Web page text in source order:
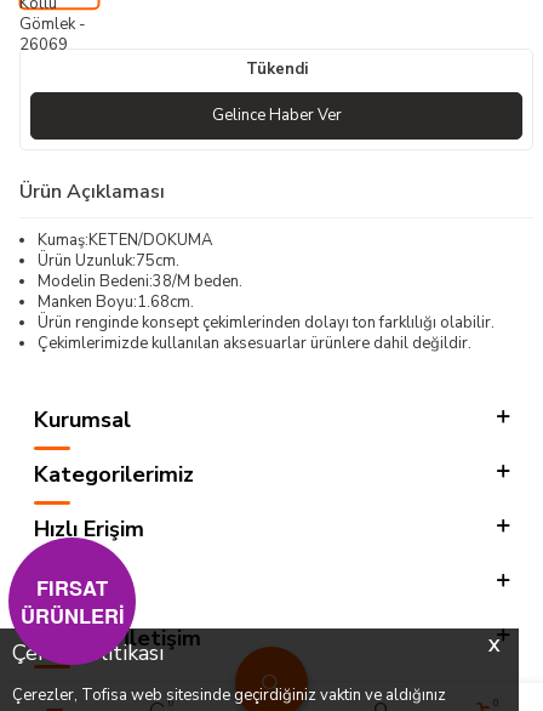
X
Çerez Politikası
Çerezler, Tofisa web sitesinde geçirdiğiniz vaktin ve aldığınız
0 0
Tükendi
Gelince Haber Ver
Ürün Açıklaması
Kumaş:KETEN/DOKUMA
Ürün Uzunluk:75cm.
Modelin Bedeni:38/M beden.
Manken Boyu:1.68cm.
Ürün renginde konsept çekimlerinden dolayı ton farklılığı olabilir.
Çekimlerimizde kullanılan aksesuarlar ürünlere dahil değildir.
Kurumsal
Kategorilerimiz
Hızlı Erişim
Sosyal
Adres & İletişim
FIRSAT
ÜRÜNLERİ